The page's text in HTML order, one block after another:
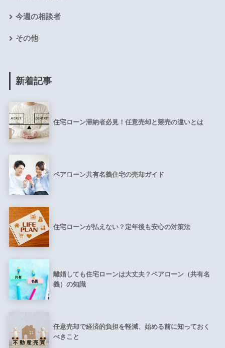
今週の相談者
その他
新着記事
住宅ローン滞納者必見！任意売却と競売の違いとは
ペアローン共有名義住宅の売却ガイド
住宅ローンが払えない？定年後も安心の対策法
離婚しても住宅ローンは大丈夫？ペアローン（共有名
義）の知識
任意売却で経済的負担を軽減、始める前に知っておく
べきこと